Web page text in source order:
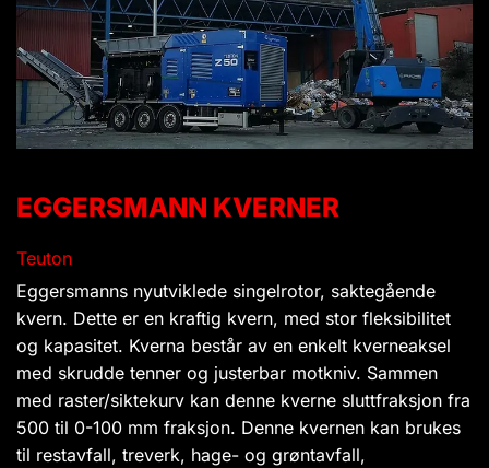
EGGERSMANN KVERNER
Teuton
Eggersmanns nyutviklede singelrotor, saktegående
kvern. Dette er en kraftig kvern, med stor fleksibilitet
og kapasitet. Kverna består av en enkelt kverneaksel
med skrudde tenner og justerbar motkniv. Sammen
med raster/siktekurv kan denne kverne sluttfraksjon fra
500 til 0-100 mm fraksjon. Denne kvernen kan brukes
til restavfall, treverk, hage- og grøntavfall,